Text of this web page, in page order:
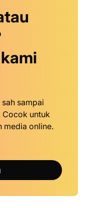
sampai
Cocok untuk
media online.